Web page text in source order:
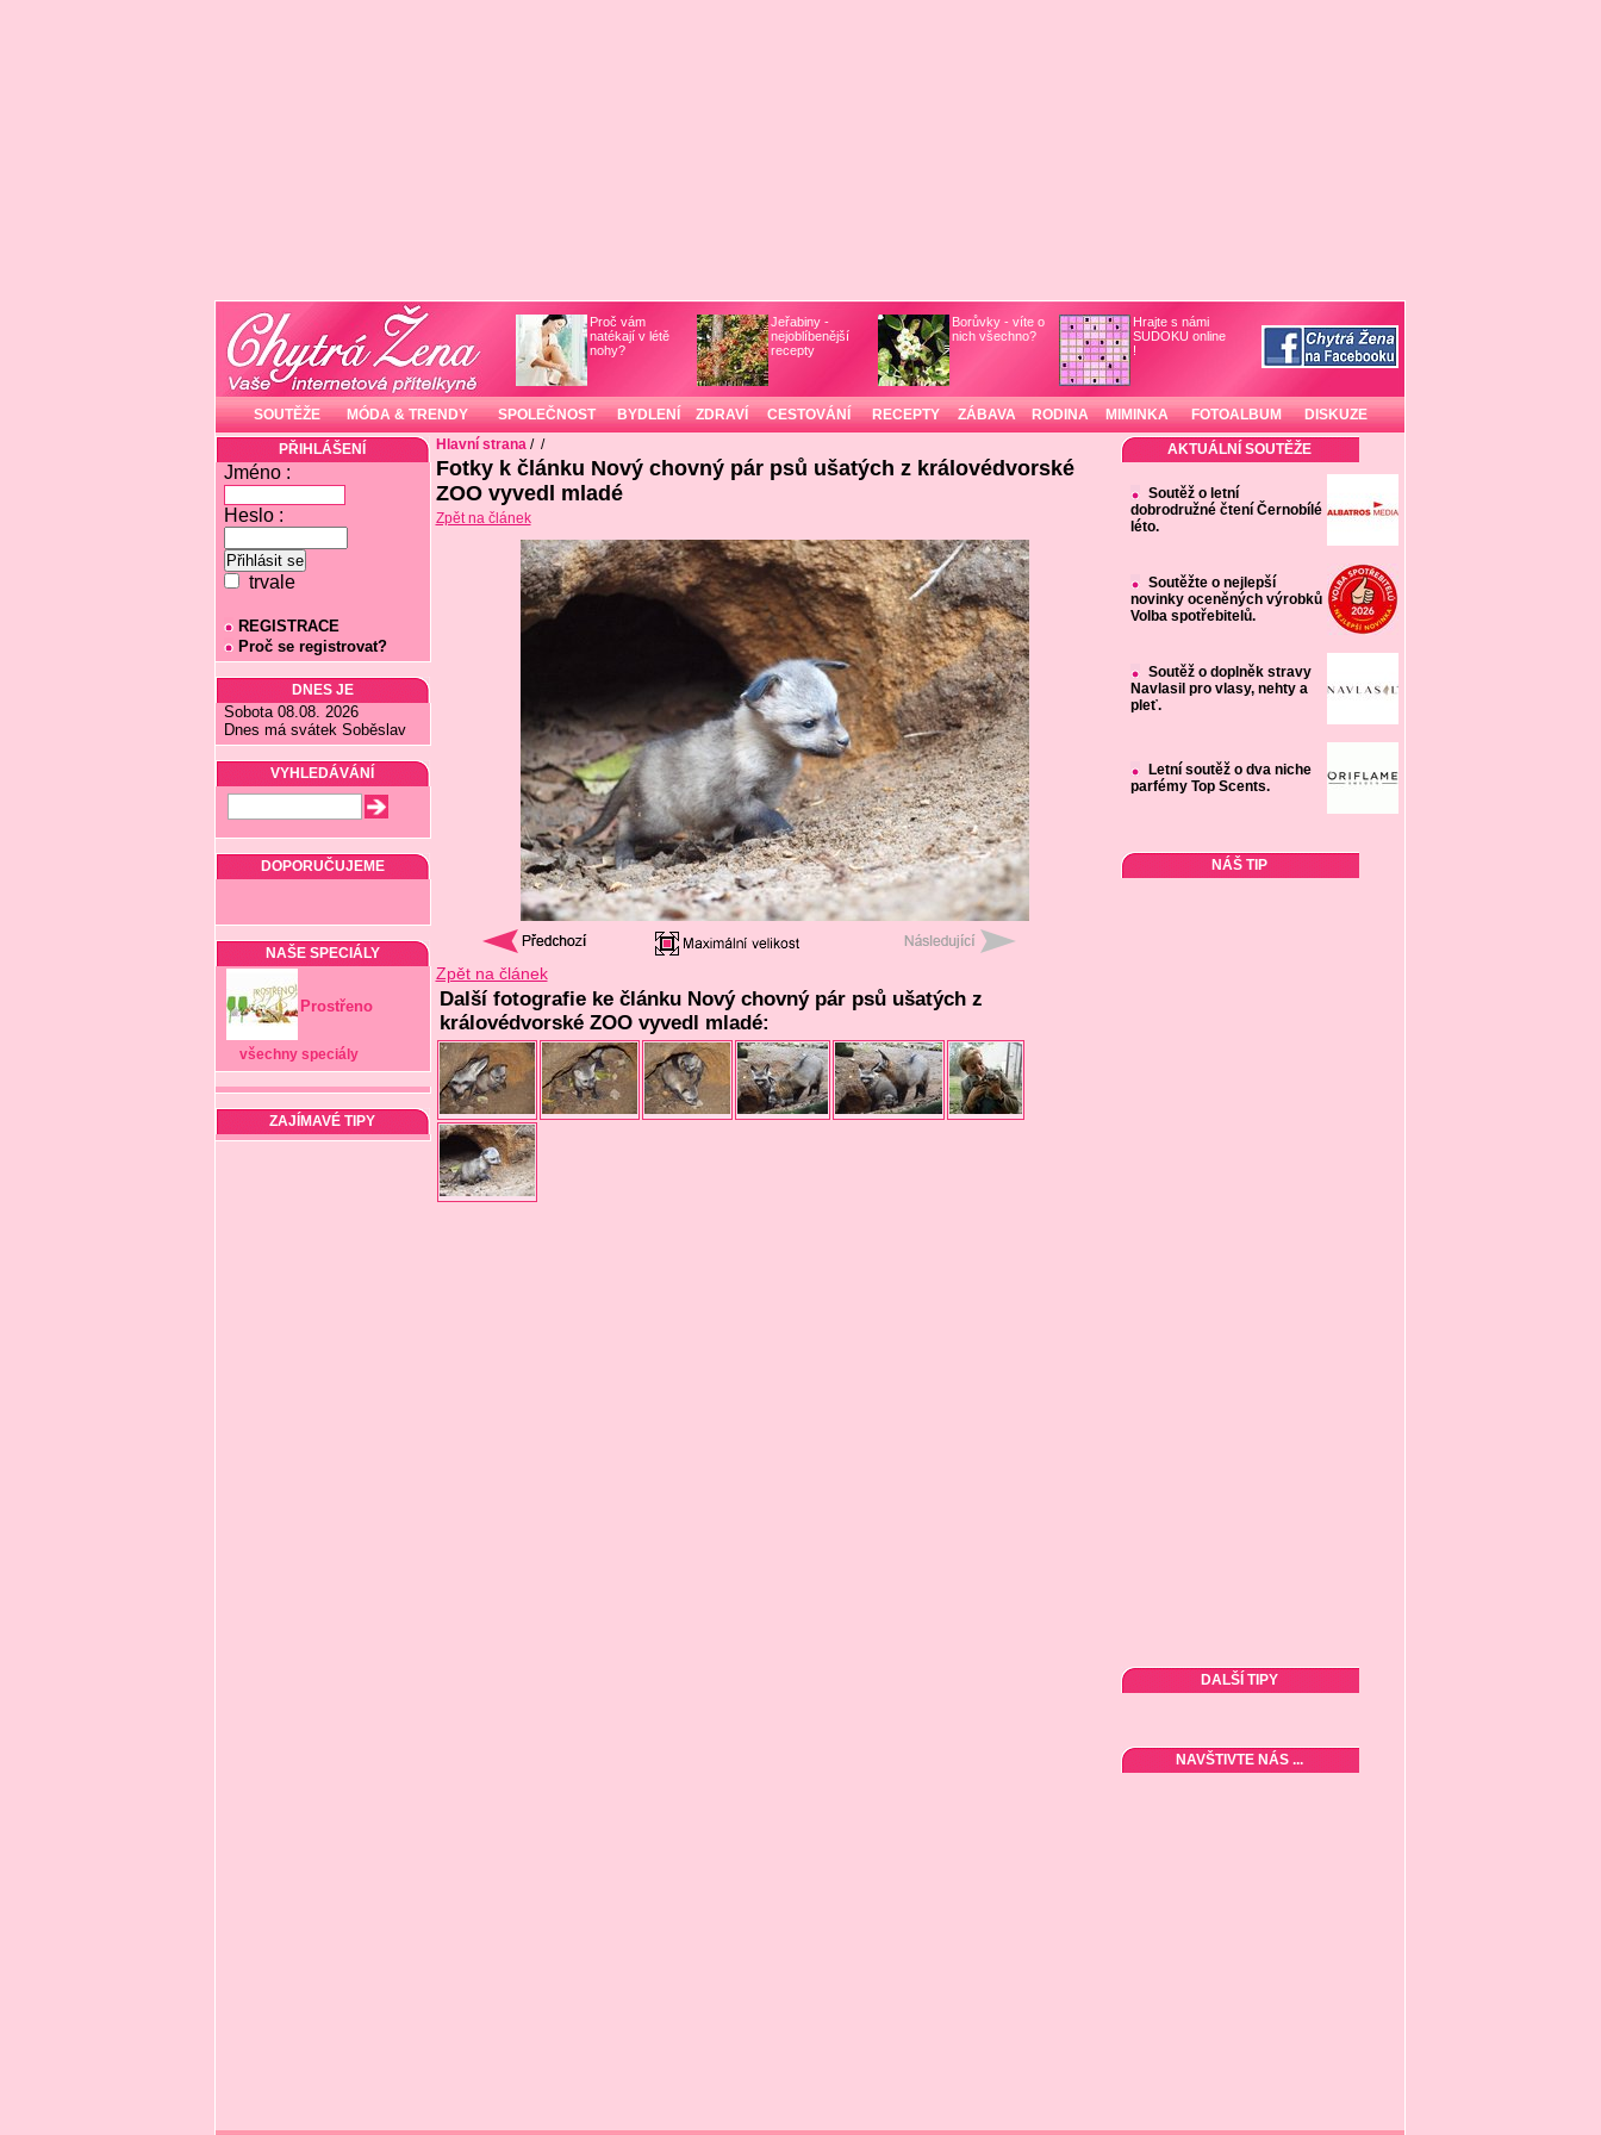
Proč vám
natékají v létě
nohy?
Jeřabiny -
nejoblíbenější
recepty
Borůvky - víte o
nich všechno?
Hrajte s námi
SUDOKU online
!
SOUTĚŽE MÓDA & TRENDY SPOLEČNOST BYDLENÍ ZDRAVÍ CESTOVÁNÍ RECEPTY ZÁBAVA RODINA MIMINKA FOTOALBUM DISKUZE
PŘIHLÁŠENÍ
Jméno :
Heslo :
trvale
REGISTRACE
Proč se registrovat?
DNES JE
Sobota 08.08. 2026
Dnes má svátek Soběslav
VYHLEDÁVÁNÍ
DOPORUČUJEME
NAŠE SPECIÁLY
Prostřeno
všechny speciály
ZAJÍMAVÉ TIPY
Hlavní strana/ /
Fotky k článku Nový chovný pár psů ušatých z královédvorské
ZOO vyvedl mladé
Zpět na článek
Zpět na článek
Další fotografie ke článku Nový chovný pár psů ušatých z
královédvorské ZOO vyvedl mladé:
AKTUÁLNÍ SOUTĚŽE
Soutěž o letní
dobrodružné čtení Černobílé
léto.
Soutěžte o nejlepší
novinky oceněných výrobků
Volba spotřebitelů.
Soutěž o doplněk stravy
Navlasil pro vlasy, nehty a
pleť.
Letní soutěž o dva niche
parfémy Top Scents.
NÁŠ TIP
DALŠÍ TIPY
NAVŠTIVTE NÁS ...